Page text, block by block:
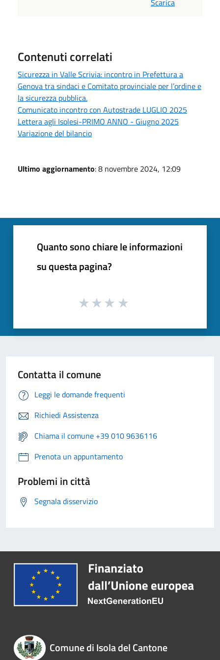
Contenuti correlati
Sicurezza in Valle Scrivia: incontro in Prefettura a
Genova tra sindaci e Comitato provinciale per l’ordine e
la sicurezza pubblica.
Comunicato incontro con Autostrade LUGLIO 2025
Lettera agli Isolesi-PRIMO ANNO - Giugno 2025
Variazione del bilancio
Ultimo aggiornamento: 8 novembre 2024, 12:09
Quanto sono chiare le informazioni
su questa pagina?
Contatta il comune
Leggi le domande frequenti
Richiedi Assistenza
Chiama il comune +39 010 9636116
Prenota un appuntamento
Problemi in città
Segnala disservizio
Comune di Isola del Cantone